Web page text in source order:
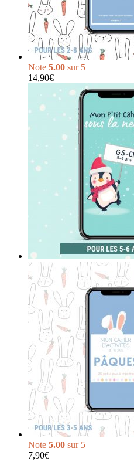
Note 5.00 sur 5
14,90€
Note 5.00 sur 5
7,90€